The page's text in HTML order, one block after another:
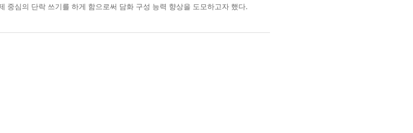
중심의 단락 쓰기를 하게 함으로써 담화 구성 능력 향상을 도모하고자 했다.